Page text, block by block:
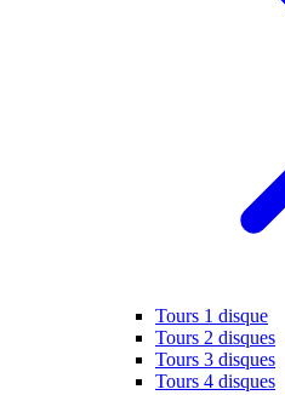
Tours 1 disque
Tours 2 disques
Tours 3 disques
Tours 4 disques